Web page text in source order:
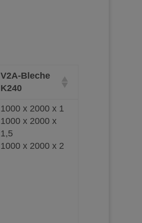
V2A-Bleche
K240
1000 x 2000 x 1
1000 x 2000 x
1,5
1000 x 2000 x 2